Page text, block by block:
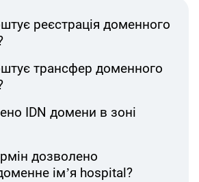
реєстрація доменного
трансфер доменного
IDN домени в зоні
дозволено
ім’я hospital?